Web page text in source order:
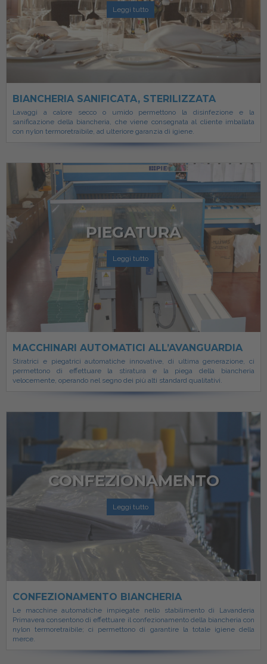
Leggi tutto
BIANCHERIA SANIFICATA, STERILIZZATA
Lavaggi a calore secco o umido permettono la disinfezione e la
sanificazione della biancheria, che viene consegnata al cliente imballata
con nylon termoretraibile, ad ulteriore garanzia di igiene.
PIEGATURA
Leggi tutto
MACCHINARI AUTOMATICI ALL’AVANGUARDIA
Stiratrici e piegatrici automatiche innovative, di ultima generazione, ci
permettono di effettuare la stiratura e la piega della biancheria
velocemente, operando nel segno dei più alti standard qualitativi.
CONFEZIONAMENTO
Leggi tutto
CONFEZIONAMENTO BIANCHERIA
Le macchine automatiche impiegate nello stabilimento di Lavanderia
Primavera consentono di effettuare il confezionamento della biancheria con
nylon termoretraibile; ci permettono di garantire la totale igiene della
merce.